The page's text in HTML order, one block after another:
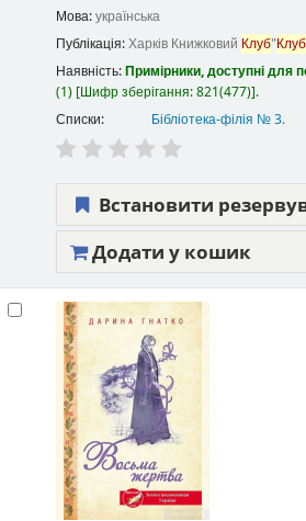
Мова:українська
Публікація:Харків Книжковий Клуб"Клуб
Наявність:Примірники, доступні для
(1) Шифр зберігання:821(477) .
Списки:
Бібліотека-філія № 3.
Встановити
Додати у кошик